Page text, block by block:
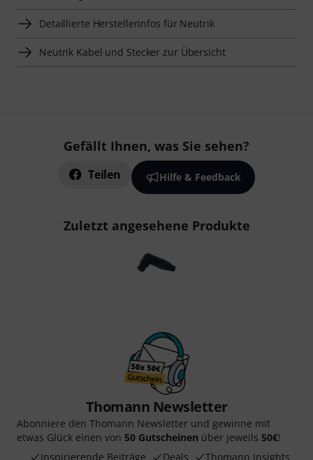
Detaillierte Herstellerinfos für Neutrik
Neutrik Kabel und Stecker zur Übersicht
Gefällt Ihnen, was Sie sehen?
Teilen Hilfe & Feedback
Zuletzt angesehene Produkte
Thomann Newsletter
Abonniere den Thomann Newsletter und gewinne mit
etwas Glück einen von 50 Gutscheinen über jeweils 50€!
Inspirierende Beiträge
Deals Thomann Insights